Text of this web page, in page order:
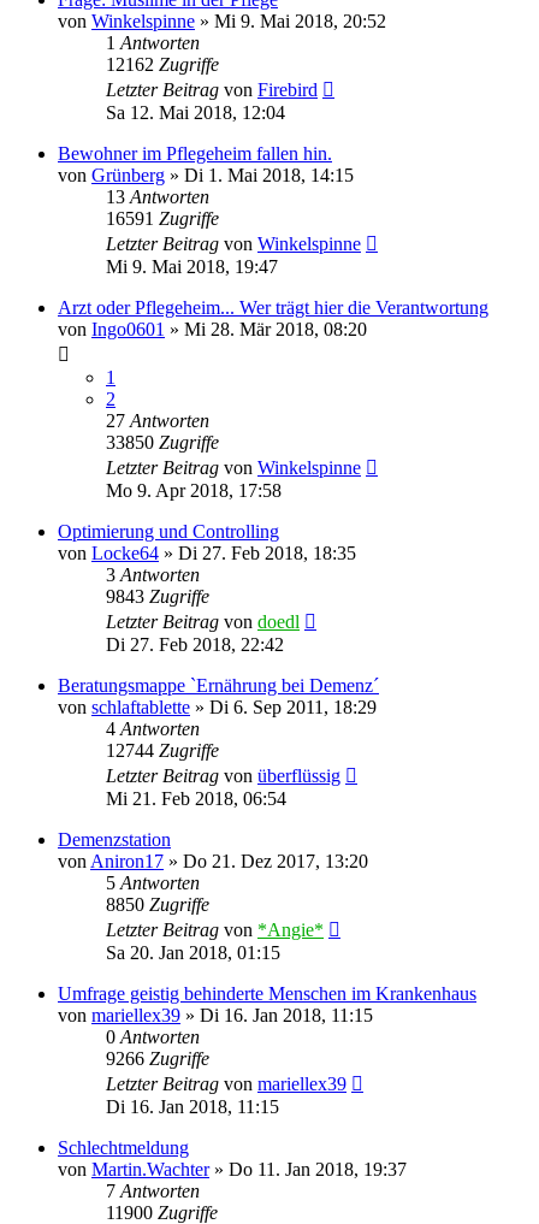
von Winkelspinne » Mi 9. Mai 2018, 20:52
1 Antworten
12162 Zugriffe
Letzter Beitrag von Firebird
Sa 12. Mai 2018, 12:04
Bewohner im Pflegeheim fallen hin.
von Grünberg » Di 1. Mai 2018, 14:15
13 Antworten
16591 Zugriffe
Letzter Beitrag von Winkelspinne
Mi 9. Mai 2018, 19:47
Arzt oder Pflegeheim... Wer trägt hier die Verantwortung
von Ingo0601 » Mi 28. Mär 2018, 08:20
1
2
27 Antworten
33850 Zugriffe
Letzter Beitrag von Winkelspinne
Mo 9. Apr 2018, 17:58
Optimierung und Controlling
von Locke64 » Di 27. Feb 2018, 18:35
3 Antworten
9843 Zugriffe
Letzter Beitrag von doedl
Di 27. Feb 2018, 22:42
Beratungsmappe `Ernährung bei Demenz´
von schlaftablette » Di 6. Sep 2011, 18:29
4 Antworten
12744 Zugriffe
Letzter Beitrag von überflüssig
Mi 21. Feb 2018, 06:54
Demenzstation
von Aniron17 » Do 21. Dez 2017, 13:20
5 Antworten
8850 Zugriffe
Letzter Beitrag von *Angie*
Sa 20. Jan 2018, 01:15
Umfrage geistig behinderte Menschen im Krankenhaus
von mariellex39 » Di 16. Jan 2018, 11:15
0 Antworten
9266 Zugriffe
Letzter Beitrag von mariellex39
Di 16. Jan 2018, 11:15
Schlechtmeldung
von Martin.Wachter» Do 11. Jan 2018, 19:37
7 Antworten
11900 Zugriffe